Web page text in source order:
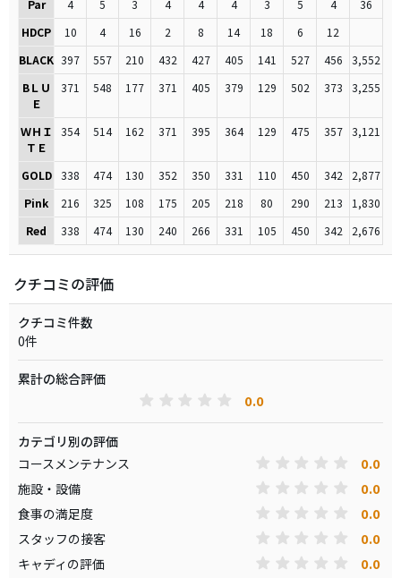
Par
4 5 3 4 4 4 3 5 4
36
HDCP
10 4 16 2 8 14 18 6
12
BLACK 397 557 210 432 427 405 141 527 456
3,552
BＬＵ
Ｅ
371 548 177 371 405 379 129 502 373 3,255
ＷＨＩ
ＴＥ
354 514 162 371 395 364 129 475 357 3,121
GOLD 338 474 130 352 350 331 110 450 342
2,877
Pink
216 325 108 175 205 218 80 290 213
1,830
Red
338 474 130 240 266 331 105 450 342 2,676
クチコミの評価
クチコミ件数
0件
累計の総合評価
0.0
カテゴリ別の評価
コースメンテナンス
0.0
施設・設備 0.0
食事の満足度 0.0
スタッフの接客 0.0
キャディの評価 0.0